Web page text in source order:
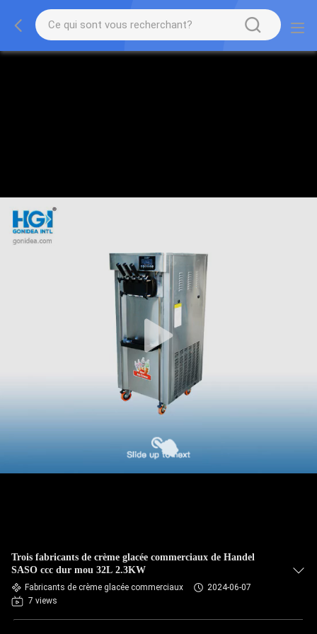
Trois fabricants de crème glacée commerciaux de Handel
SASO ccc dur mou 32L 2.3KW
Fabricants de crème glacée commerciaux
2024-06-07
7 views